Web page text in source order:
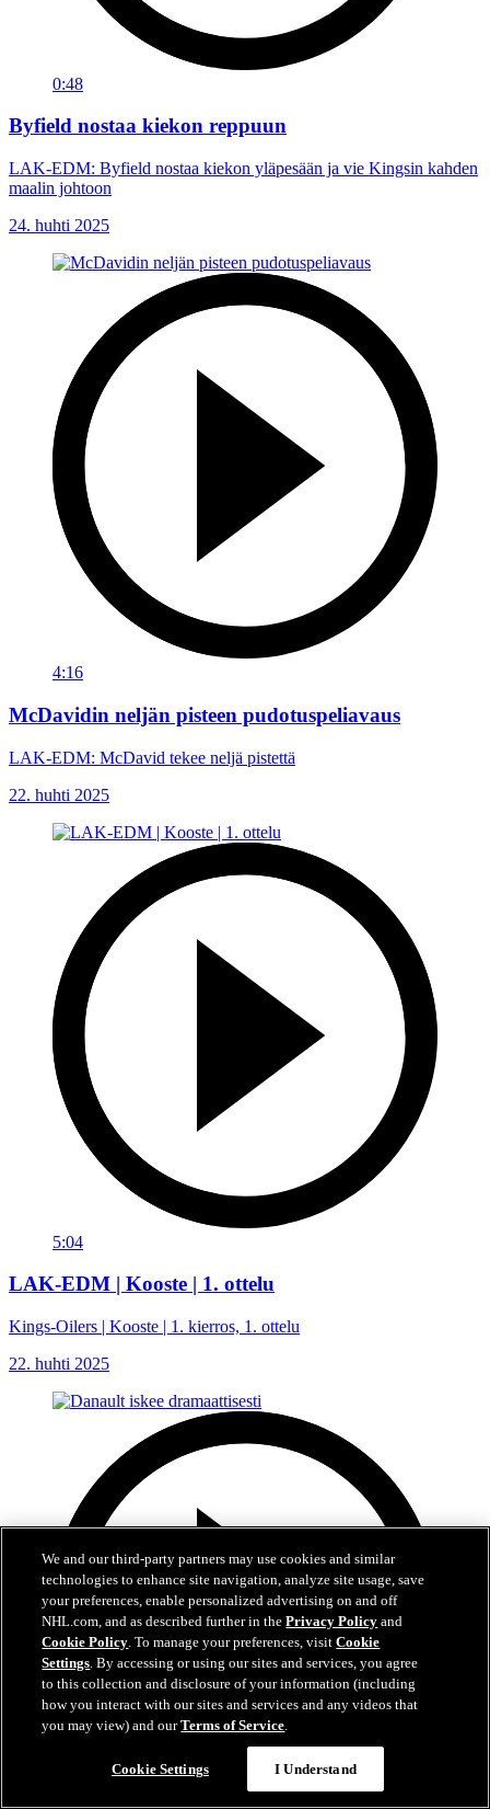
0:48
Byfield nostaa kiekon reppuun
LAK-EDM: Byfield nostaa kiekon yläpesään ja vie Kingsin kahden
maalin johtoon
24. huhti 2025
4:16
McDavidin neljän pisteen pudotuspeliavaus
LAK-EDM: McDavid tekee neljä pistettä
22. huhti 2025
5:04
LAK-EDM | Kooste | 1. ottelu
Kings-Oilers | Kooste | 1. kierros, 1. ottelu
22. huhti 2025
We and our third-party partners may use cookies and similar
technologies to enhance site navigation, analyze site usage, save
your preferences, enable personalized advertising on and off
NHL.com, and as described further in thePrivacy Policy and
Cookie Policy. To manage your preferences, visitCookie
Settings. By accessing or using our sites and services, you agree
to this collection and disclosure of your information (including
how you interact with our sites and services and any videos that
you may view) and ourTerms of Service.
Cookie Settings I Understand